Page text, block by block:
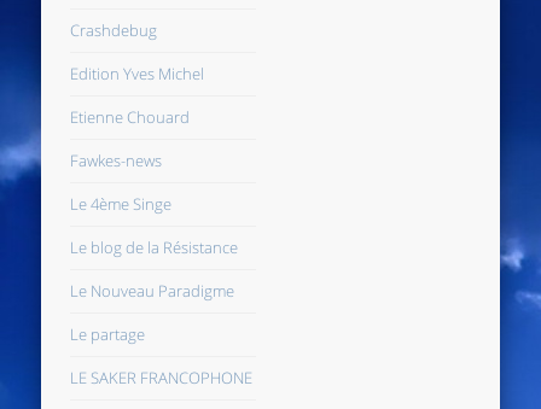
Crashdebug
Edition Yves Michel
Etienne Chouard
Fawkes-news
Le 4ème Singe
Le blog de la Résistance
Le Nouveau Paradigme
Le partage
LE SAKER FRANCOPHONE